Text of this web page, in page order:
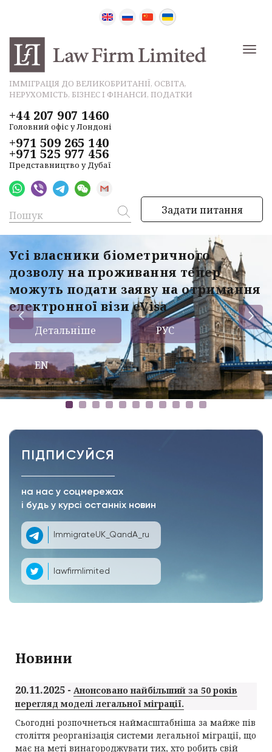
ІММІГРАЦІЯ ДО ВЕЛИКОБРИТАНІЇ, ОСВІТА,
НЕРУХОМІСТЬ, БІЗНЕС І ФІНАНСИ, ПОДАТКИ
+44 207 907 1460
Головний офіс у Лондоні
+971 509 265 140
+971 525 977 456
Представництво у Дубаї
Задати питання
Усі власники біометричного
дозволу на проживання тепер
можуть подати заяву на отримання
електронної візи eVisa
Детальніше РУС
EN
ПІДПИСУЙСЯ
на нас у соцмережах
і будь у курсі останніх новин
ImmigrateUK_QandA_ru
lawfirmlimited
Новини
20.11.2025 - Анонсовано найбільший за 50 років
перегляд моделі легальної міграції.
Сьогодні розпочнеться наймасштабніша за майже пів
століття реорганізація системи легальної міграції, що
має на меті винагороджувати тих, хто робить свій